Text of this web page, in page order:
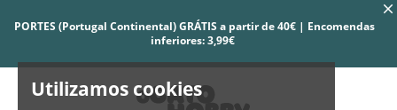
Utilizamos cookies
PORTES (Portugal Continental) GRÁTIS a partir de 40€ | Encomendas
inferiores: 3,99€